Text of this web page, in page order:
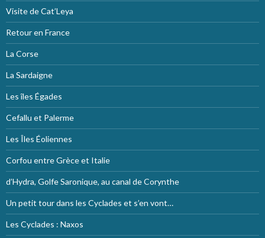
Visite de Cat’Leya
Retour en France
La Corse
La Sardaigne
Les îles Égades
Cefallu et Palerme
Les Îles Éoliennes
Corfou entre Grèce et Italie
d’Hydra, Golfe Saronique, au canal de Corynthe
Un petit tour dans les Cyclades et s’en vont…
Les Cyclades : Naxos